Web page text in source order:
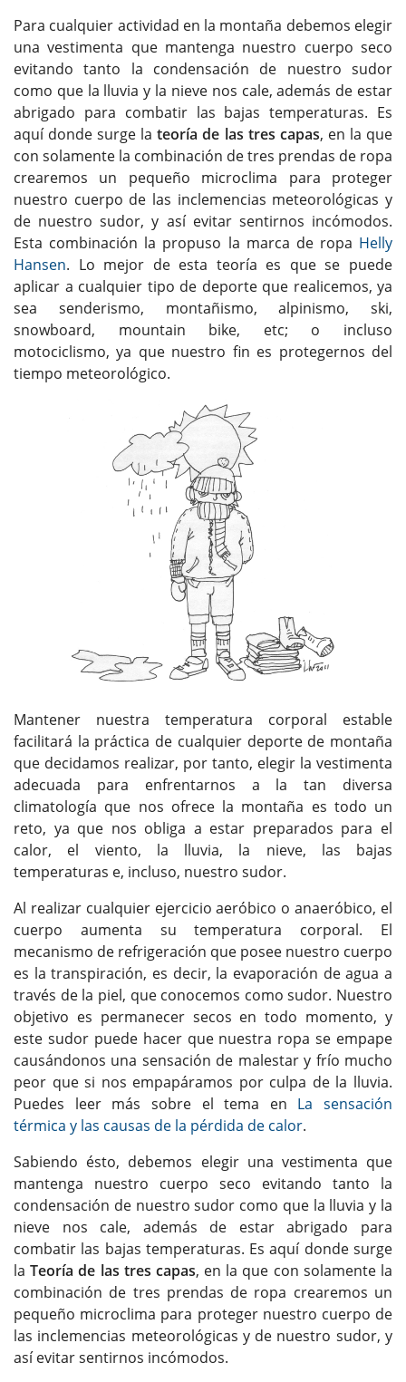
Para cualquier actividad en la montaña debemos elegir
una vestimenta que mantenga nuestro cuerpo seco
evitando tanto la condensación de nuestro sudor
como que la lluvia y la nieve nos cale, además de estar
abrigado para combatir las bajas temperaturas. Es
aquí donde surge lateoría de las tres capas, en la que
con solamente la combinación de tres prendas de ropa
crearemos un pequeño microclima para proteger
nuestro cuerpo de las inclemencias meteorológicas y
de nuestro sudor, y así evitar sentirnos incómodos.
Esta combinación la propuso la marca de ropa Helly
Hansen. Lo mejor de esta teoría es que se puede
aplicar a cualquier tipo de deporte que realicemos, ya
sea senderismo, montañismo, alpinismo, ski,
snowboard, mountain bike, etc; o incluso
motociclismo, ya que nuestro fin es protegernos del
tiempo meteorológico.
Mantener nuestra temperatura corporal estable
facilitará la práctica de cualquier deporte de montaña
que decidamos realizar, por tanto, elegir la vestimenta
adecuada para enfrentarnos a la tan diversa
climatología que nos ofrece la montaña es todo un
reto, ya que nos obliga a estar preparados para el
calor, el viento, la lluvia, la nieve, las bajas
temperaturas e, incluso, nuestro sudor.
Al realizar cualquier ejercicio aeróbico o anaeróbico, el
cuerpo aumenta su temperatura corporal. El
mecanismo de refrigeración que posee nuestro cuerpo
es la transpiración, es decir, la evaporación de agua a
través de la piel, que conocemos como sudor. Nuestro
objetivo es permanecer secos en todo momento, y
este sudor puede hacer que nuestra ropa se empape
causándonos una sensación de malestar y frío mucho
peor que si nos empapáramos por culpa de la lluvia.
Puedes leer más sobre el tema en La sensación
térmica y las causas de la pérdida de calor.
Sabiendo ésto, debemos elegir una vestimenta que
mantenga nuestro cuerpo seco evitando tanto la
condensación de nuestro sudor como que la lluvia y la
nieve nos cale, además de estar abrigado para
combatir las bajas temperaturas. Es aquí donde surge
laTeoría de las tres capas, en la que con solamente la
combinación de tres prendas de ropa crearemos un
pequeño microclima para proteger nuestro cuerpo de
las inclemencias meteorológicas y de nuestro sudor, y
así evitar sentirnos incómodos.